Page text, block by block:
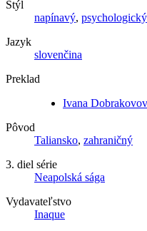
Štýl
napínavý, psychologický
Jazyk
slovenčina
Preklad
Ivana
Pôvod
Taliansko, zahraničný
3. diel série
Neapolská sága
Vydavateľstvo
Inaque